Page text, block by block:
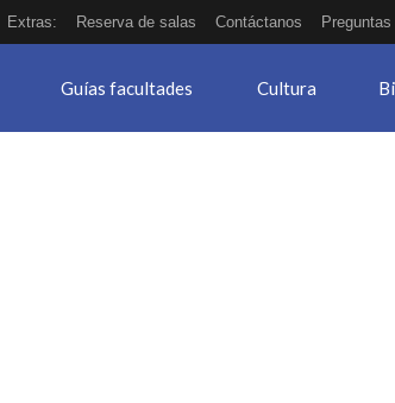
Extras: Reserva de salas Contáctanos
Guías facultades Cultura